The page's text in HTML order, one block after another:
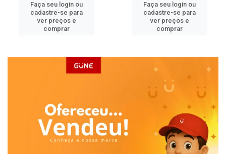
Faça seu login ou
cadastre-se para
ver preços e
comprar
Faça seu login ou
cadastre-se para
ver preços e
comprar